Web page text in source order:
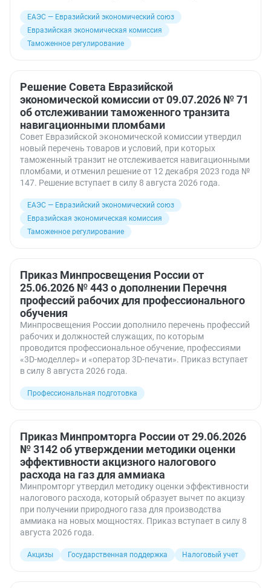
ЕАЭС — Евразийский экономический союз
Евразийская экономическая комиссия
Таможенное регулирование
Решение Совета Евразийской
экономической комиссии от 09.07.2026 № 71
об отслеживании таможенного транзита
навигационными пломбами
Совет Евразийской экономической комиссии утвердил
новый перечень товаров и условий, при которых
таможенный транзит не отслеживается навигационными
пломбами, и отменил решение от 12 декабря 2023 года №
147. Решение вступает в силу 8 августа 2026 года.
ЕАЭС — Евразийский экономический союз
Евразийская экономическая комиссия
Таможенное регулирование
Приказ Минпросвещения России от
25.06.2026 № 443 о дополнении Перечня
профессий рабочих для профессионального
обучения
Минпросвещения России дополнило перечень профессий
рабочих и должностей служащих, по которым
проводится профессиональное обучение, профессиями
«3D-моделлер» и «оператор 3D-печати». Приказ вступает
в силу 8 августа 2026 года.
Профессиональная подготовка
Приказ Минпромторга России от 29.06.2026
№ 3142 об утверждении методики оценки
эффективности акцизного налогового
расхода на газ для аммиака
Минпромторг утвердил методику оценки эффективности
налогового расхода, который образует вычет по акцизу
при получении природного газа для производства
аммиака на новых мощностях. Приказ вступает в силу 8
августа 2026 года.
Акцизы Государственная поддержка Налоговый учет